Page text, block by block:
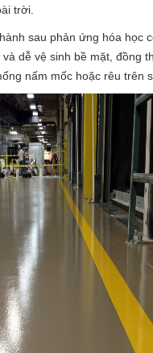
trời.
sau phản ứng hóa học
dễ vệ sinh bề mặt, đồng
nấm mốc hoặc rêu trên